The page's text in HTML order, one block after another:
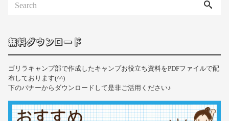
無料ダウンロード
ゴリラキャンプ部で作成したキャンプお役立ち資料をPDFファイルで配
布しております(^^)
下のバナーからダウンロードして是非ご活用ください♪